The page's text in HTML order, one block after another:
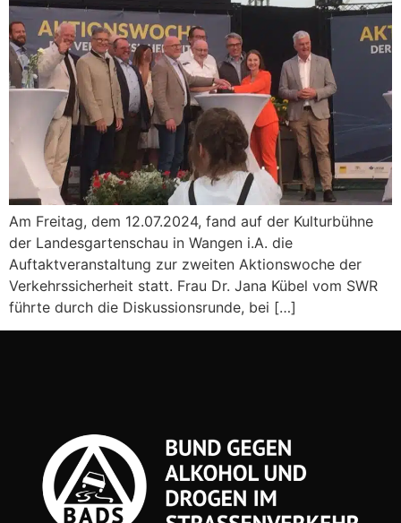
Am Freitag, dem 12.07.2024, fand auf der Kulturbühne
der Landesgartenschau in Wangen i.A. die
Auftaktveranstaltung zur zweiten Aktionswoche der
Verkehrssicherheit statt. Frau Dr. Jana Kübel vom SWR
führte durch die Diskussionsrunde, bei […]